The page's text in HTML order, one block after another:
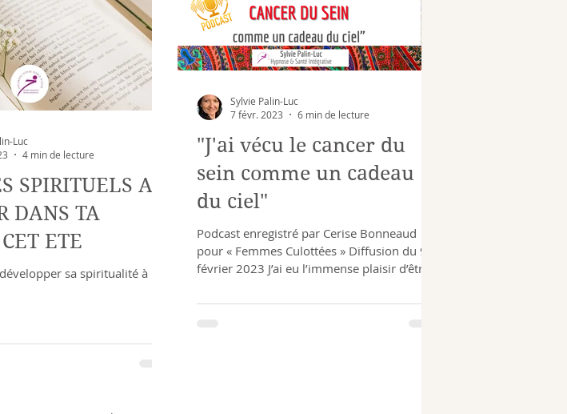
SPIRITUELS A
DANS TA
ETE
sa spiritualité à lire
Luc
4 min de lecture
"J'ai vécu le cancer du
sein comme un cadeau
du ciel"
Podcast enregistré par Cerise Bonneaud
pour « Femmes Culottées » Diffusion du 9
février 2023 J’ai eu l’immense plaisir d’être
Sylvie Palin-Luc
7 févr. 2023
6 min de lecture